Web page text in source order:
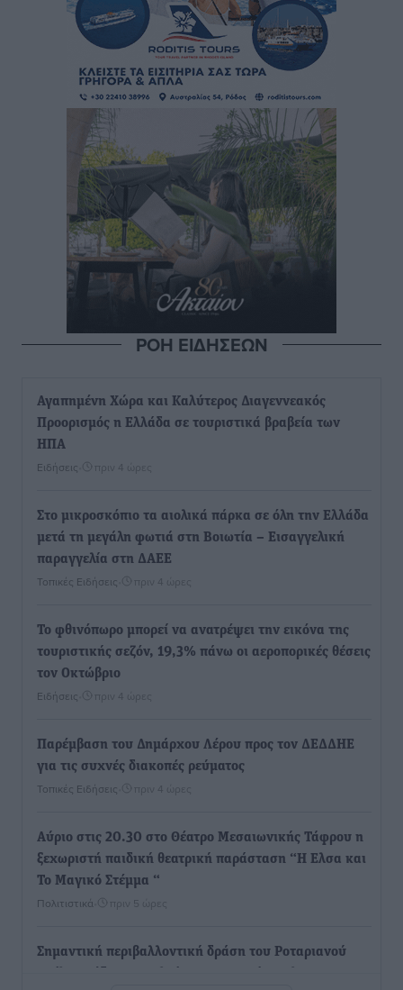
ΡΟΗ ΕΙΔΗΣΕΩΝ
Αγαπημένη Χώρα και Καλύτερος Διαγεννεακός
Προορισμός η Ελλάδα σε τουριστικά βραβεία των
ΗΠΑ
Ειδήσεις πριν 4 ώρες
Στο μικροσκόπιο τα αιολικά πάρκα σε όλη την Ελλάδα
μετά τη μεγάλη φωτιά στη Βοιωτία – Eισαγγελική
παραγγελία στη ΔΑΕΕ
Τοπικές Ειδήσεις πριν 4 ώρες
Το φθινόπωρο μπορεί να ανατρέψει την εικόνα της
τουριστικής σεζόν, 19,3% πάνω οι αεροπορικές θέσεις
τον Οκτώβριο
Ειδήσεις πριν 4 ώρες
Παρέμβαση του Δημάρχου Λέρου προς τον ΔΕΔΔΗΕ
για τις συχνές διακοπές ρεύματος
Τοπικές Ειδήσεις πριν 4 ώρες
Αύριο στις 20.30 στο Θέατρο Μεσαιωνικής Τάφρου η
ξεχωριστή παιδική θεατρική παράσταση “Η Ελσα και
Το Μαγικό Στέμμα “
Πολιτιστικά πριν 5 ώρες
Σημαντική περιβαλλοντική δράση του Ροταριανού